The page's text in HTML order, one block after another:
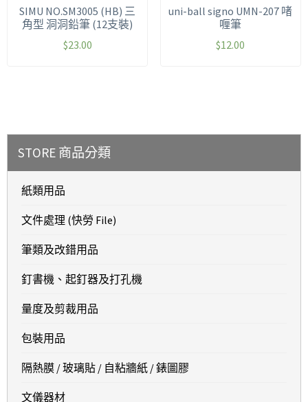
SIMU NO.SM3005 (HB) 三
角型 洞洞鉛筆 (12支裝)
$23.00
uni-ball signo UMN-207 啫
喱筆
$12.00
STORE 商品分類
紙類用品
文件處理 (快勞 File)
筆類及改錯用品
釘書機、起釘器及打孔機
量度及剪裁用品
包裝用品
隔熱膜 / 玻璃貼 / 自粘牆紙 / 錶圖膠
文儀器材